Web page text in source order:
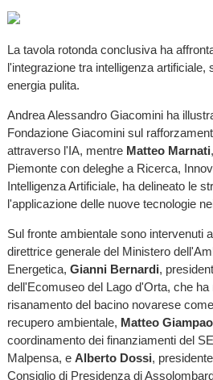
La tavola rotonda conclusiva ha
l'integrazione tra intelligenza artificiale,
energia pulita.
Andrea Alessandro Giacomini ha
Fondazione Giacomini sul
attraverso l'IA, mentre Matteo Marnati
Piemonte con deleghe a Ricerca,
Intelligenza Artificiale, ha delineato le
l'applicazione delle nuove tecnologie
Sul fronte ambientale sono intervenuti
direttrice generale del Ministero
Energetica, Gianni Bernardi,
dell'Ecomuseo del Lago d'Orta, che
risanamento del bacino novarese
recupero ambientale, Matteo
coordinamento dei finanziamenti del
Malpensa, e Alberto Dossi,
Consiglio di Presidenza di